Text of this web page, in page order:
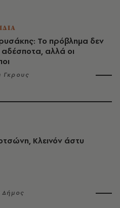
Το πρόβλημα δεν
αδέσποτα, αλλά οι
Γκρους
Κλεινόν άστυ
Δήμος